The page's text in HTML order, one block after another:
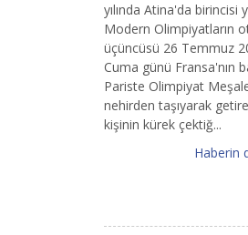
yılında Atina'da birincisi
Modern Olimpiyatların
üçüncüsü 26 Temmuz
Cuma günü Fransa'nın
Pariste Olimpiyat
nehirden taşıyarak
kişinin kürek çektiğ...
Haberin